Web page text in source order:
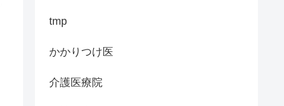
tmp
かかりつけ医
介護医療院